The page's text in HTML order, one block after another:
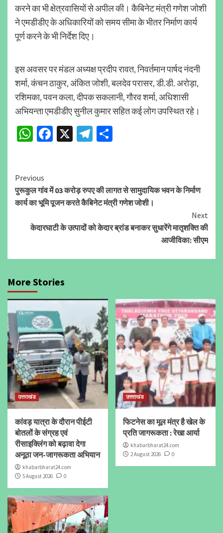
करने का भी क्षेत्रवासियों से अपील की। कैबिनेट मंत्री गणेश जोशी
ने एमडीडीए के अधिकारियों को समय सीमा के भीतर निर्माण कार्य
पूर्ण करने के भी निर्देश दिए।
इस अवसर पर मंडल अध्यक्ष प्रदीप रावत, निवर्तमान पार्षद नंदनी
शर्मा, कंचन ठाकुर, अंकित जोशी, बलदेव परासर, डी.डी. अरोड़ा,
रशिमका, पवन कला, दीपक सकलानी, गौरव शर्मा, अधिशासी
अभियन्ता एमडीडीए सुनील कुमार सहित कई लोग उपस्थित रहे।
WhatsApp
Facebook
X Telegram
Continue
Reading
Previous
पुरूकुल गांव में 03 करोड़ रुपए की लागत से सामुदायिक भवन के निर्माण
कार्य का भूमि पूजन करते कैबिनेट मंत्री गणेश जोशी।
Next
केदारघाटी के उत्पादों को केदार ब्रांड बनाकर सुधारेंगे मातृशक्ति की
आजीविका: सीएम
More Stories
उत्तराखंड
कांवड़ यात्रा के दौरान पीईटी
बोतलों के संग्रह एवं
रीसाइक्लिंग को बढ़ावा देगा
अनूठा जन-जागरूकता अभियान
khabarbharat24.com
5 August 2026
0
उत्तराखंड
फिटनेस का मूल मंत्र है खेल के
प्रति जागरूकता : रेखा आर्या
khabarbharat24.com
2 August 2026
0